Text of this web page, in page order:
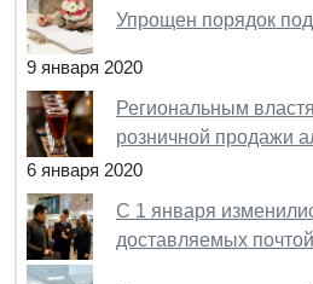
Упрощен порядок
9 января 2020
Региональным
розничной продажи
6 января 2020
С 1 января
доставляемых